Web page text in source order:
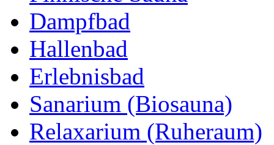
Dampfbad
Hallenbad
Erlebnisbad
Sanarium (Biosauna)
Relaxarium (Ruheraum)